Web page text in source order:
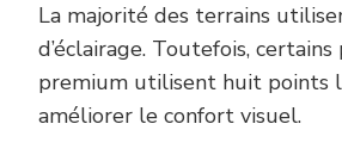
La majorité des terrains
d’éclairage. Toutefois,
premium utilisent huit points
améliorer le confort visuel.